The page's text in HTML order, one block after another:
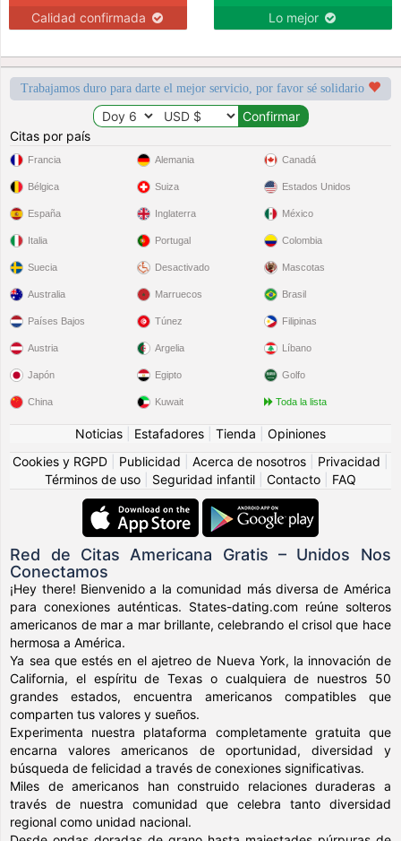
Calidad confirmada Lo mejor
Trabajamos duro para darte el mejor servicio, por favor sé solidario
Citas por país
Francia
Bélgica
España
Italia
Suecia
Alemania
Suiza
Inglaterra
Portugal
Desactivado
Canadá
Estados Unidos
México
Colombia
Mascotas
Australia
Países Bajos
Austria
Japón
China
Marruecos
Túnez
Argelia
Egipto
Kuwait
Brasil
Filipinas
Líbano
Golfo
Toda la lista
Noticias Estafadores Tienda
Opiniones
Cookies y RGPD
Publicidad Acerca de nosotros Privacidad
Términos de uso
Seguridad infantil Contacto FAQ
Red de Citas Americana Gratis – Unidos Nos
Conectamos
¡Hey there! Bienvenido a la comunidad más diversa de América
para conexiones auténticas. States-dating.com reúne solteros
americanos de mar a mar brillante, celebrando el crisol que hace
hermosa a América.
Ya sea que estés en el ajetreo de Nueva York, la innovación de
California, el espíritu de Texas o cualquiera de nuestros 50
grandes estados, encuentra americanos compatibles que
comparten tus valores y sueños.
Experimenta nuestra plataforma completamente gratuita que
encarna valores americanos de oportunidad, diversidad y
búsqueda de felicidad a través de conexiones significativas.
Miles de americanos han construido relaciones duraderas a
través de nuestra comunidad que celebra tanto diversidad
regional como unidad nacional.